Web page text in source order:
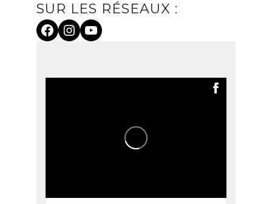
SUR LES RÉSEAUX :
Facebook Instagram YouTube